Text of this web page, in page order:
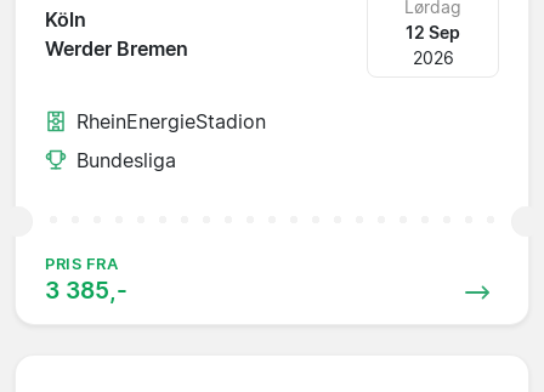
Köln
Werder Bremen
Lørdag
12 Sep
2026
RheinEnergieStadion
Bundesliga
PRIS FRA
3 385,-